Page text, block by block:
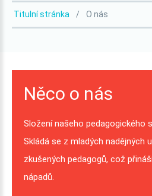
Titulní stránka O nás
Něco o nás
Složení našeho pedagogického
Skládá se z mladých nadějných
zkušených pedagogů, což
nápadů.